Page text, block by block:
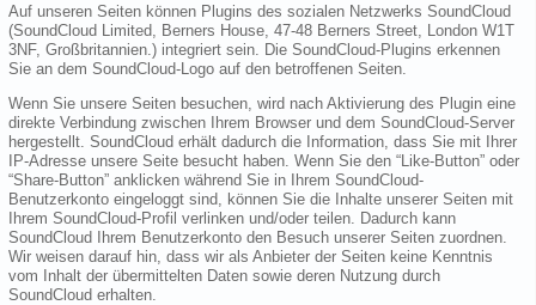
Auf unseren Seiten können Plugins des sozialen Netzwerks SoundCloud
(SoundCloud Limited, Berners House, 47-48 Berners Street, London W1T
3NF, Großbritannien.) integriert sein. Die SoundCloud-Plugins erkennen
Sie an dem SoundCloud-Logo auf den betroffenen Seiten.
Wenn Sie unsere Seiten besuchen, wird nach Aktivierung des Plugin eine
direkte Verbindung zwischen Ihrem Browser und dem SoundCloud-Server
hergestellt. SoundCloud erhält dadurch die Information, dass Sie mit Ihrer
IP-Adresse unsere Seite besucht haben. Wenn Sie den “Like-Button” oder
“Share-Button” anklicken während Sie in Ihrem SoundCloud-
Benutzerkonto eingeloggt sind, können Sie die Inhalte unserer Seiten mit
Ihrem SoundCloud-Profil verlinken und/oder teilen. Dadurch kann
SoundCloud Ihrem Benutzerkonto den Besuch unserer Seiten zuordnen.
Wir weisen darauf hin, dass wir als Anbieter der Seiten keine Kenntnis
vom Inhalt der übermittelten Daten sowie deren Nutzung durch
SoundCloud erhalten.